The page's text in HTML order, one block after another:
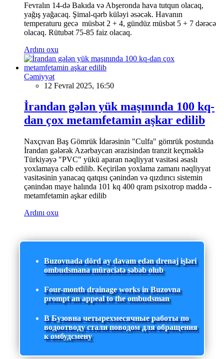
Fevralın 14-də Bakıda və Abşeronda hava tutqun olacaq,
yağış yağacaq. Şimal-qərb küləyi əsəcək. Havanın
temperaturu gecə müsbət 2 + 4, gündüz müsbət 5 + 7 dərəcə
olacaq. Rütubət 75-85 faiz olacaq.
Ardını oxu
Cəmiyyət
12 Fevral 2025, 16:50
İrandan gələn yük maşınında 100 kq-
dan çox metamfetamin aşkar edilib
Naxçıvan Baş Gömrük İdarəsinin "Culfa" gömrük postunda
İrandan gələrək Azərbaycan ərazisindən tranzit keçməklə
Türkiyəyə "PVC" yükü aparan nəqliyyat vasitəsi əsaslı
yoxlamaya cəlb edilib. Keçirilən yoxlama zamanı nəqliyyat
vasitəsinin yanacaq qatqısı çənindən və qızdırıcı sistemin
çənindən maye halında 101 kq 400 qram psixotrop maddə -
metamfetamin aşkar edilib
Ardını oxu
Buzovnada dörd ay davam edən drenaj işləri
ombudsmana müraciətə səbəb olub
Four-month drainage works in Buzovna
prompt an appeal to the ombudsman
В Бузовна четырехмесячные работы по
водоотводу стали поводом для обращения
к омбудсмену